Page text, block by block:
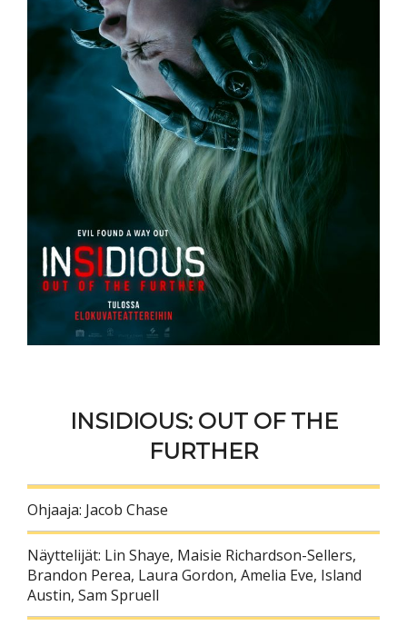
INSIDIOUS: OUT OF THE
FURTHER
Ohjaaja: Jacob Chase
Näyttelijät: Lin Shaye, Maisie Richardson-Sellers,
Brandon Perea, Laura Gordon, Amelia Eve, Island
Austin, Sam Spruell